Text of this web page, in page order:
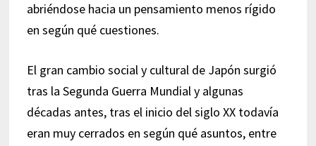
abriéndose hacia un pensamiento menos rígido
en según qué cuestiones.
El gran cambio social y cultural de Japón surgió
tras la Segunda Guerra Mundial y algunas
décadas antes, tras el inicio del siglo XX todavía
eran muy cerrados en según qué asuntos, entre